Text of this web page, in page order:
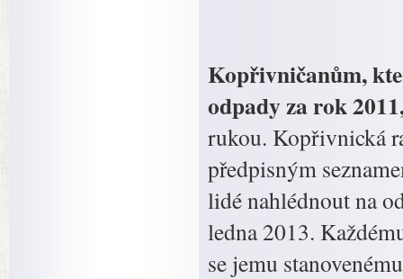
Kopřivničanům,
odpady za rok
rukou. Kopřivnická
předpisným
lidé nahlédnout na
ledna 2013.
se jemu